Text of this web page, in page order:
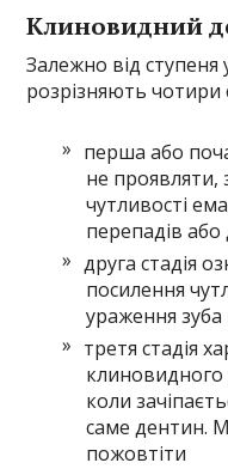
Клиновидний
Залежно від
розрізняють чотири
перша або
не проявляти,
чутливості
перепадів або
друга стадія
посилення
ураження
третя стадія
коли
саме дентин.
пожовтіти